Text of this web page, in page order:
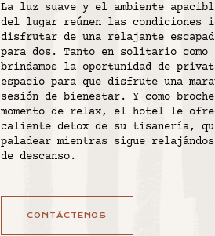
La luz suave y el ambiente
del lugar reúnen las condiciones
disfrutar de una relajante
para dos. Tanto en solitario
brindamos la oportunidad de
espacio para que disfrute una
sesión de bienestar. Y como
momento de relax, el hotel le
caliente detox de su tisanería,
paladear mientras sigue
de descanso.
CONTÁCTENOS